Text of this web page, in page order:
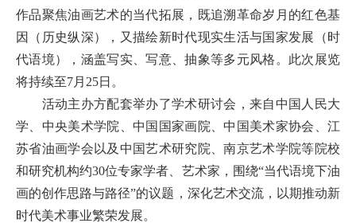
作品聚焦油画艺术的当代拓展，既追溯革命岁月的红色基
因（历史纵深），又描绘新时代现实生活与国家发展（时
代语境），涵盖写实、写意、抽象等多元风格。此次展览
将持续至7月25日。
活动主办方配套举办了学术研讨会，来自中国人民大
学、中央美术学院、中国国家画院、中国美术家协会、江
苏省油画学会以及中国艺术研究院、南京艺术学院等院校
和研究机构约30位专家学者、艺术家，围绕“当代语境下油
画的创作思路与路径”的议题，深化艺术交流，以期推动新
时代美术事业繁荣发展。